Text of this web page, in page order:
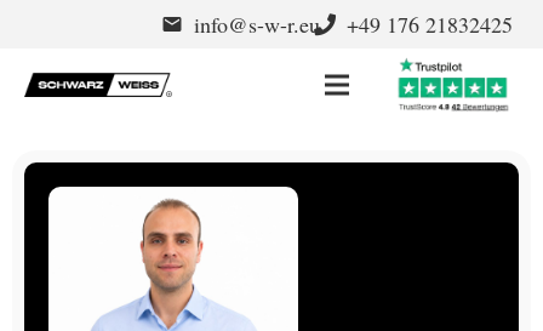
email info@s-w-r.eu +49 176 21832425